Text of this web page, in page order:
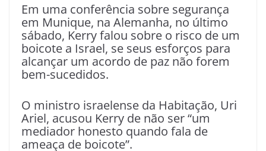
Em uma conferência sobre segurança
em Munique, na Alemanha, no último
sábado, Kerry falou sobre o risco de um
boicote a Israel, se seus esforços para
alcançar um acordo de paz não forem
bem-sucedidos.
O ministro israelense da Habitação, Uri
Ariel, acusou Kerry de não ser “um
mediador honesto quando fala de
ameaça de boicote”.